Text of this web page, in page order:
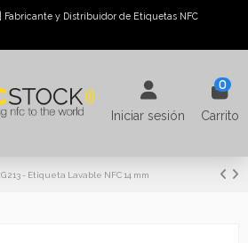
| Fabricante y Distribuidor de Etiquetas NFC
Iniciar sesión
0
Carrito
213 - Etiqueta Lavable NFC 14 mm